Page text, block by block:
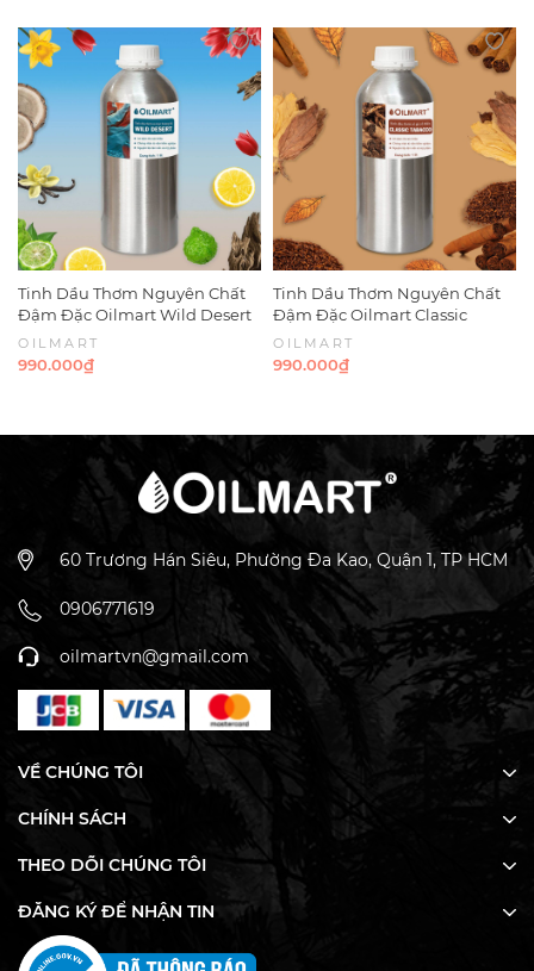
Đặc Điểm Nổi Bật
Hương thơm sang trọng
: Kết hợp tinh tế giữa hương
hoa tinh khiết, tầng gỗ ấm áp và chút hổ phách quyến
Chất lượng cao cấp: Tinh dầu đậm đặc, lưu hương lâu,
chỉ cần một lượng nhỏ cũng đủ khuếch tán khắp
không gian lớn.
Thành phần an toàn
chứa hóa chất độc hại, thân thiện với sức khỏe.
Ứng dụng linh hoạt
: Tối ưu hóa hiệu suất trên các
máy phun tinh dầu công nghiệp.
Công Dụng Nổi Bật
Tạo không gian đẳng cấp
hương thơm tinh tế như ở khách sạn Intercontinental.
Tinh Dầu Thơm Nguyên Chất
Đậm Đặc Oilmart Wild Desert
Fragrance Blend Oils
OILMART
990.000₫
Tinh Dầu Thơm Nguyên Chất
Đậm Đặc Oilmart Classic
Tobacco Fragrance Blend Oils
OILMART
990.000₫
60 Trương Hán Siêu, Phường Đa Kao, Quận 1, TP HCM
0906771619
oilmartvn@gmail.com
VỀ CHÚNG TÔI
CHÍNH SÁCH
THEO DÕI CHÚNG TÔI
ĐĂNG KÝ ĐỂ NHẬN TIN